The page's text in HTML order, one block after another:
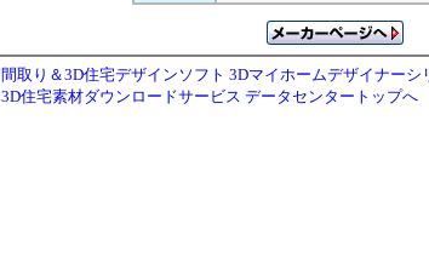
間取り＆3D住宅デザインソフト 3Dマイホームデザイナーシ
3D住宅素材ダウンロードサービス データセンタートップへ